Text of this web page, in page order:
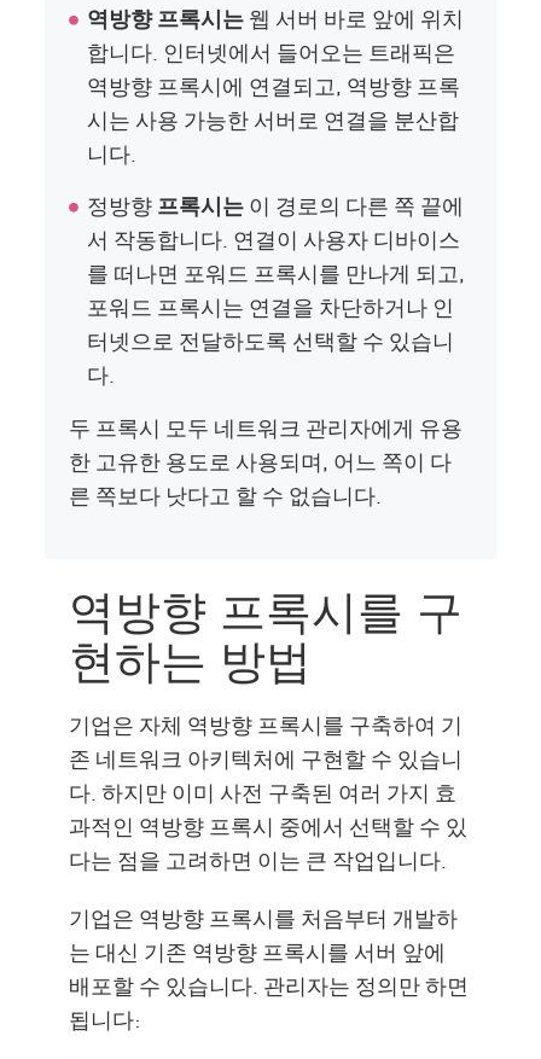
역방향 프록시는웹 서버 바로 앞에 위치
합니다. 인터넷에서 들어오는 트래픽은
역방향 프록시에 연결되고, 역방향 프록
시는 사용 가능한 서버로 연결을 분산합
니다.
정방향프록시는이 경로의 다른 쪽 끝에
서 작동합니다. 연결이 사용자 디바이스
를 떠나면 포워드 프록시를 만나게 되고,
포워드 프록시는 연결을 차단하거나 인
터넷으로 전달하도록 선택할 수 있습니
다.
두 프록시 모두 네트워크 관리자에게 유용
한 고유한 용도로 사용되며, 어느 쪽이 다
른 쪽보다 낫다고 할 수 없습니다.
역방향 프록시를 구
현하는 방법
기업은 자체 역방향 프록시를 구축하여 기
존 네트워크 아키텍처에 구현할 수 있습니
다. 하지만 이미 사전 구축된 여러 가지 효
과적인 역방향 프록시 중에서 선택할 수 있
다는 점을 고려하면 이는 큰 작업입니다.
기업은 역방향 프록시를 처음부터 개발하
는 대신 기존 역방향 프록시를 서버 앞에
배포할 수 있습니다. 관리자는 정의만 하면
됩니다: